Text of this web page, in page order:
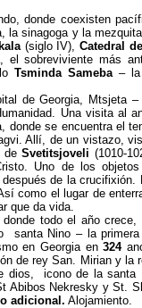
donde coexisten
la sinagoga y la
(siglo IV),Catedral
el sobreviviente más
Tsminda Sameba– la
de Georgia, Mtsjeta
Una visita al
donde se encuentra el
Allí, de un vistazo,
deSvetitsjoveli(1010-
Uno de los
de la
como el lugar de
que da vida.
donde todo el año
Nino – la primera
en Georgia en324
de rey San. Mirian y la
dios, icono de la santa
Abibos Nekresky y St.
adicional. Alojamiento.